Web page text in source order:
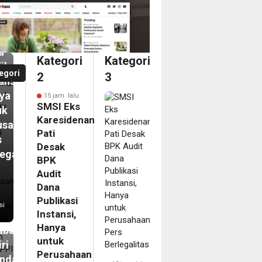
Kategori
2
15 jam lalu
SMSI Eks
Karesidenan
Pati
Desak
BPK
Audit
Dana
Publikasi
Instansi,
Hanya
untuk
Perusahaan
Kategori
3